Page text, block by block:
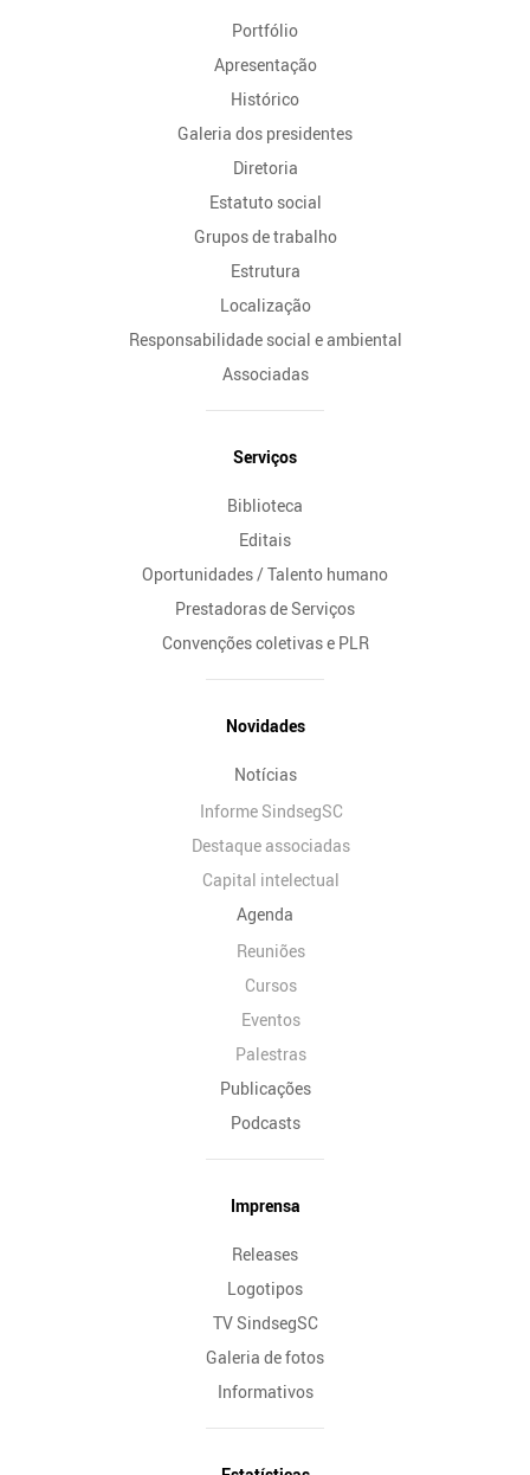
Portfólio
Apresentação
Histórico
Galeria dos presidentes
Diretoria
Estatuto social
Grupos de trabalho
Estrutura
Localização
Responsabilidade social e ambiental
Associadas
Serviços
Biblioteca
Editais
Oportunidades / Talento humano
Prestadoras de Serviços
Convenções coletivas e PLR
Novidades
Notícias
Informe SindsegSC
Destaque associadas
Capital intelectual
Agenda
Reuniões
Cursos
Eventos
Palestras
Publicações
Podcasts
Imprensa
Releases
Logotipos
TV SindsegSC
Galeria de fotos
Informativos